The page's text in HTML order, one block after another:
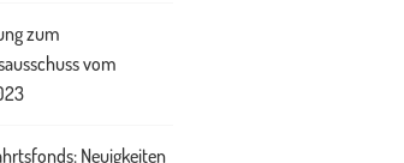
zum
vom
Neuigkeiten